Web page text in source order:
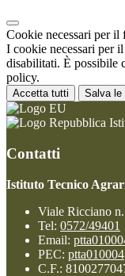
Cookie necessari per il
I cookie necessari per
disabilitati. È possibile
policy.
Accetta tutti Salva le
Contatti
Istituto Tecnico
Viale Ricciano
Tel: 0572/49401
Email:
PEC:
C.F.: